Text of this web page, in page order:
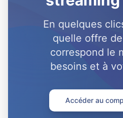
En quelques
quelle offre
correspond le
besoins et à
Accéder au